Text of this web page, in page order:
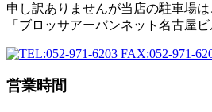
申し訳ありませんが当店の駐車場は
「ブロッサアーバンネット名古屋
営業時間